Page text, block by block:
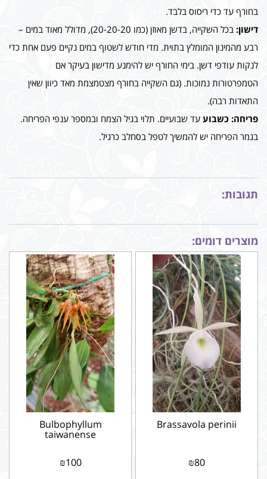
בחורף עד כדי ריסוס בלבד.
דישון:
בכל השקייה, בדשן מאוזן (כמו 20-20-20), מדולל מאוד במים –
רבע מהמינון המומלץ בתוית. מדי חודש לשטוף במים נקיים פעם אחת כדי
לנקות עודפי דשן. בימי החורף יש להימנע מדישון בעיקר אם
הטמפרטורות נמוכות. (גם השקייה בחורף מצטמצמת מאד כיוון שאין
התאדות רבה).
פריחה: כשבוע עד שבועיים. תלוי בגיל הצמח ובמספר ענפי הפריחה.
בגמר הפריחה יש להמשיך לטפל בסחלב כרגיל.
תגובות:
מוצרים דומים:
Brassavola perinii
₪80
Bulbophyllum
taiwanense
₪100